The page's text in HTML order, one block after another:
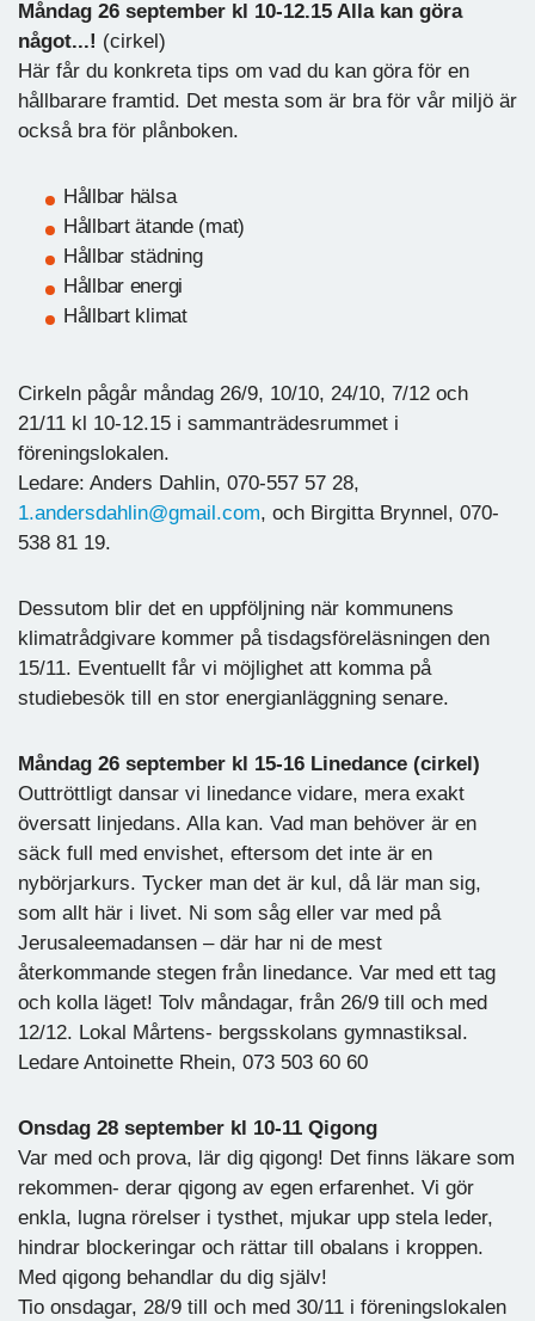
Måndag 26 september kl 10-12.15 Alla kan göra
något...! (cirkel)
Här får du konkreta tips om vad du kan göra för en
hållbarare framtid. Det mesta som är bra för vår miljö är
också bra för plånboken.
Hållbar hälsa
Hållbart ätande (mat)
Hållbar städning
Hållbar energi
Hållbart klimat
Cirkeln pågår måndag 26/9, 10/10, 24/10, 7/12 och
21/11 kl 10-12.15 i sammanträdesrummet i
föreningslokalen.
Ledare: Anders Dahlin, 070-557 57 28,
1.andersdahlin@gmail.com, och Birgitta Brynnel, 070-
538 81 19.
Dessutom blir det en uppföljning när kommunens
klimatrådgivare kommer på tisdagsföreläsningen den
15/11. Eventuellt får vi möjlighet att komma på
studiebesök till en stor energianläggning senare.
Måndag 26 september kl 15-16 Linedance (cirkel)
Outtröttligt dansar vi linedance vidare, mera exakt
översatt linjedans. Alla kan. Vad man behöver är en
säck full med envishet, eftersom det inte är en
nybörjarkurs. Tycker man det är kul, då lär man sig,
som allt här i livet. Ni som såg eller var med på
Jerusaleemadansen – där har ni de mest
återkommande stegen från linedance. Var med ett tag
och kolla läget! Tolv måndagar, från 26/9 till och med
12/12. Lokal Mårtens- bergsskolans gymnastiksal.
Ledare Antoinette Rhein, 073 503 60 60
Onsdag 28 september kl 10-11 Qigong
Var med och prova, lär dig qigong! Det finns läkare som
rekommen- derar qigong av egen erfarenhet. Vi gör
enkla, lugna rörelser i tysthet, mjukar upp stela leder,
hindrar blockeringar och rättar till obalans i kroppen.
Med qigong behandlar du dig själv!
Tio onsdagar, 28/9 till och med 30/11 i föreningslokalen